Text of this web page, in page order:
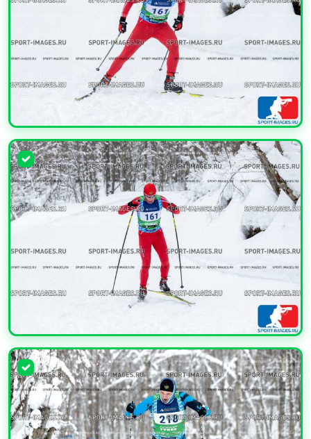
УВЕЛИЧИТЬ
УВЕЛИЧИТЬ